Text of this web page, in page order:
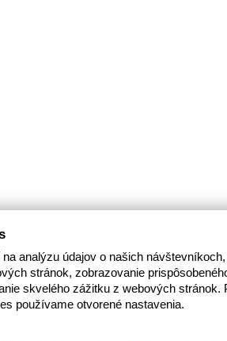
analýzu údajov o našich
stránok, zobrazovanie
skvelého zážitku z webových stránok.
používame otvorené nastavenia.